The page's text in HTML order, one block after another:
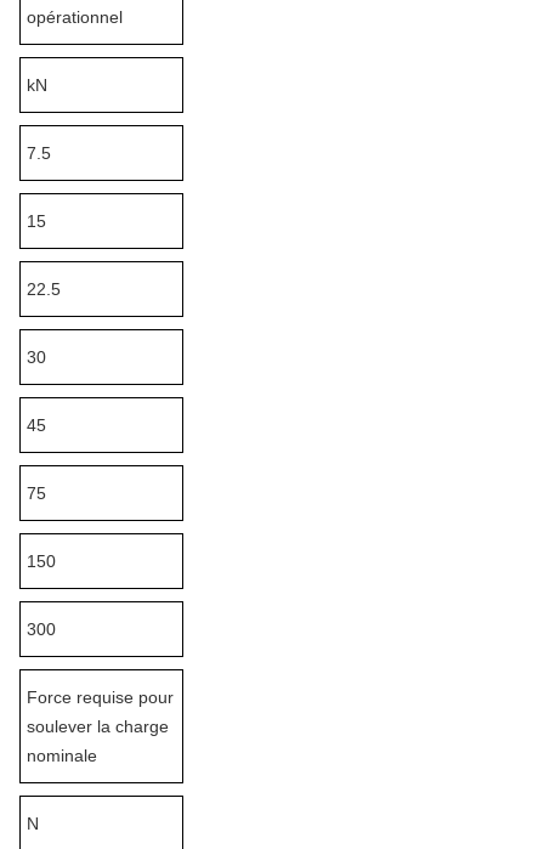
opérationnel
kN
7.5
15
22.5
30
45
75
150
300
Force requise pour
soulever la charge
nominale
N